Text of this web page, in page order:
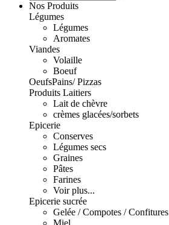
Nos Produits
Légumes
Légumes
Aromates
Viandes
Volaille
Boeuf
OeufsPains/ Pizzas
Produits Laitiers
Lait de chèvre
crèmes glacées/sorbets
Epicerie
Conserves
Légumes secs
Graines
Pâtes
Farines
Voir plus...
Epicerie sucrée
Gelée / Compotes / Confitures
Miel